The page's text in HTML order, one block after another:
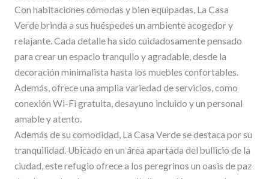
Con habitaciones cómodas y bien equipadas, La Casa
Verde brinda a sus huéspedes un ambiente acogedor y
relajante. Cada detalle ha sido cuidadosamente pensado
para crear un espacio tranquilo y agradable, desde la
decoración minimalista hasta los muebles confortables.
Además, ofrece una amplia variedad de servicios, como
conexión Wi-Fi gratuita, desayuno incluido y un personal
amable y atento.
Además de su comodidad, La Casa Verde se destaca por su
tranquilidad. Ubicado en un área apartada del bullicio de la
ciudad, este refugio ofrece a los peregrinos un oasis de paz